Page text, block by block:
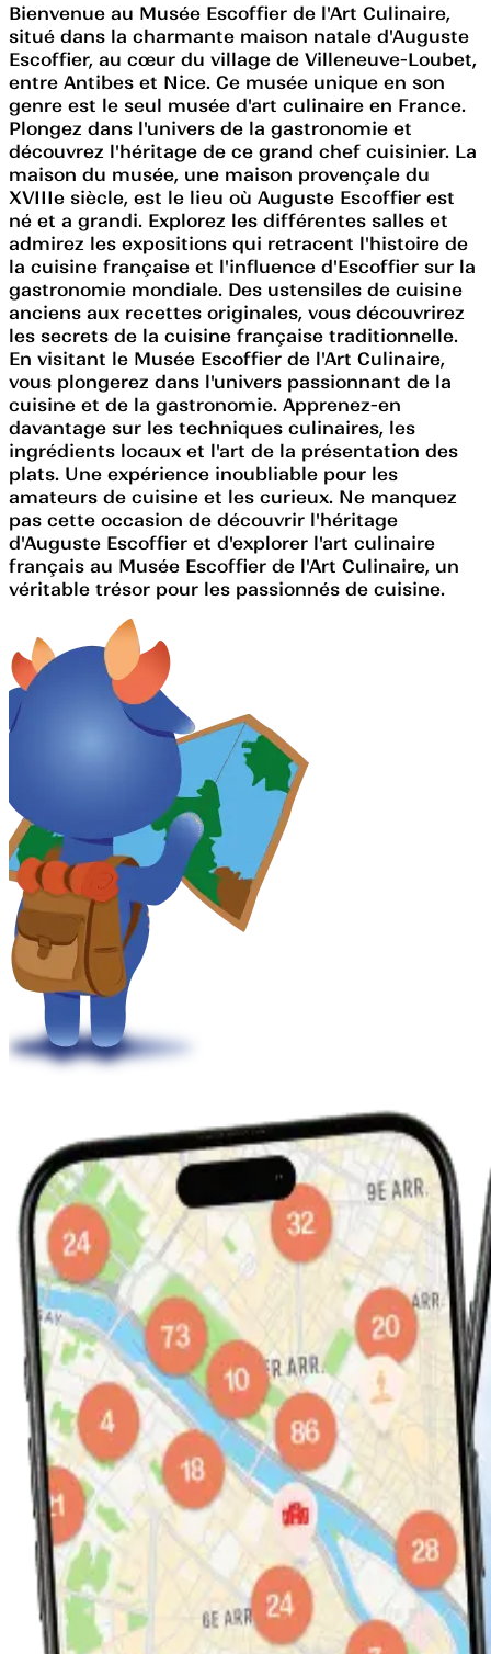
Bienvenue au Musée Escoffier de l'Art Culinaire,
situé dans la charmante maison natale d'Auguste
Escoffier, au cœur du village de Villeneuve-Loubet,
entre Antibes et Nice. Ce musée unique en son
genre est le seul musée d'art culinaire en France.
Plongez dans l'univers de la gastronomie et
découvrez l'héritage de ce grand chef cuisinier. La
maison du musée, une maison provençale du
XVIIIe siècle, est le lieu où Auguste Escoffier est
né et a grandi. Explorez les différentes salles et
admirez les expositions qui retracent l'histoire de
la cuisine française et l'influence d'Escoffier sur la
gastronomie mondiale. Des ustensiles de cuisine
anciens aux recettes originales, vous découvrirez
les secrets de la cuisine française traditionnelle.
En visitant le Musée Escoffier de l'Art Culinaire,
vous plongerez dans l'univers passionnant de la
cuisine et de la gastronomie. Apprenez-en
davantage sur les techniques culinaires, les
ingrédients locaux et l'art de la présentation des
plats. Une expérience inoubliable pour les
amateurs de cuisine et les curieux. Ne manquez
pas cette occasion de découvrir l'héritage
d'Auguste Escoffier et d'explorer l'art culinaire
français au Musée Escoffier de l'Art Culinaire, un
véritable trésor pour les passionnés de cuisine.